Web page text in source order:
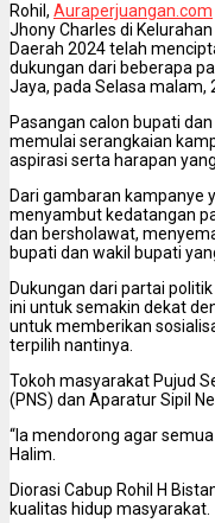
Rohil, Auraperjuangan.com
Jhony Charles di
Daerah 2024 telah
dukungan dari beberapa
Jaya, pada Selasa malam,
Pasangan calon bupati
memulai serangkaian
aspirasi serta harapan
Dari gambaran kampanye
menyambut kedatangan
dan bersholawat,
bupati dan wakil bupati
Dukungan dari partai
ini untuk semakin dekat
untuk memberikan
terpilih nantinya.
Tokoh masyarakat Pujud
(PNS) dan Aparatur Sipil
“Ia mendorong agar
Halim.
Diorasi Cabup Rohil H
kualitas hidup masyarakat.